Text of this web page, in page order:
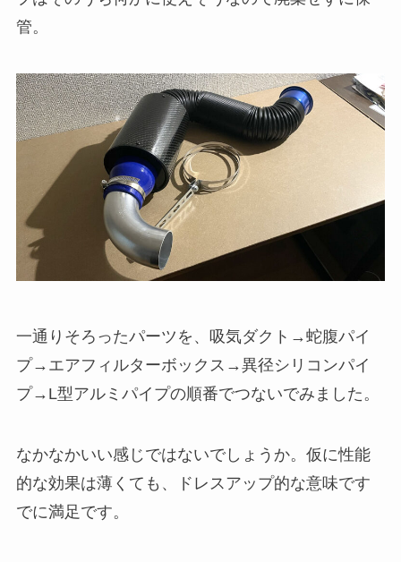
管。
一通りそろったパーツを、吸気ダクト→蛇腹パイ
プ→エアフィルターボックス→異径シリコンパイ
プ→L型アルミパイプの順番でつないでみました。
なかなかいい感じではないでしょうか。仮に性能
的な効果は薄くても、ドレスアップ的な意味です
でに満足です。